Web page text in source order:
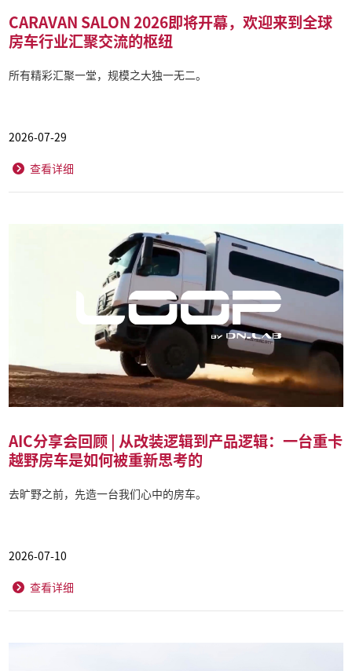
CARAVAN SALON 2026即将开幕，欢迎来到全球
房车行业汇聚交流的枢纽
所有精彩汇聚一堂，规模之大独一无二。
2026-07-29
查看详细
AIC分享会回顾 | 从改装逻辑到产品逻辑：一台重卡
越野房车是如何被重新思考的
去旷野之前，先造一台我们心中的房车。
2026-07-10
查看详细